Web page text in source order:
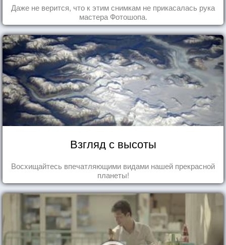
Даже не верится, что к этим снимкам не прикасалась рука
мастера Фотошопа.
Взгляд с высоты
Восхищайтесь впечатляющими видами нашей прекрасной
планеты!